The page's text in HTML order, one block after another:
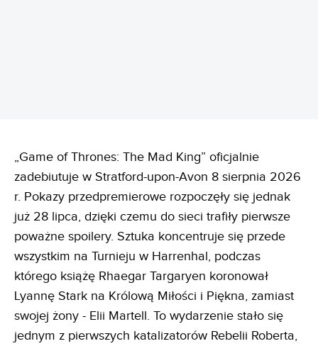
„Game of Thrones: The Mad King” oficjalnie
zadebiutuje w Stratford-upon-Avon 8 sierpnia 2026
r. Pokazy przedpremierowe rozpoczęły się jednak
już 28 lipca, dzięki czemu do sieci trafiły pierwsze
poważne spoilery. Sztuka koncentruje się przede
wszystkim na Turnieju w Harrenhal, podczas
którego książę Rhaegar Targaryen koronował
Lyannę Stark na Królową Miłości i Piękna, zamiast
swojej żony - Elii Martell. To wydarzenie stało się
jednym z pierwszych katalizatorów Rebelii Roberta,